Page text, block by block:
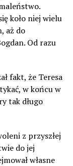
koło niej wielu
aż do
Od razu
fakt, że Teresa
w końcu w
tak długo
z przyszłej
do jej
własne